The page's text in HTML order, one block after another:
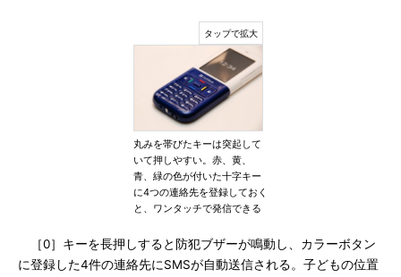
丸みを帯びたキーは突起して
いて押しやすい。赤、黄、
青、緑の色が付いた十字キー
に4つの連絡先を登録しておく
と、ワンタッチで発信できる
［0］キーを長押しすると防犯ブザーが鳴動し、カラーボタン
に登録した4件の連絡先にSMSが自動送信される。子どもの位置